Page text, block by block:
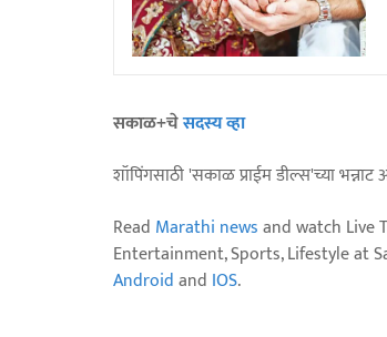
सकाळ+चेसदस्य व्हा
शॉपिंगसाठी 'सकाळ प्राईम डील्स'च्या
Read Marathi newsand watch Live
Entertainment, Sports, Lifestyle at
Androidand IOS.